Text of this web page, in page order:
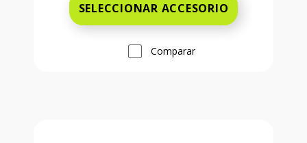
SELECCIONAR ACCESORIO
Comparar